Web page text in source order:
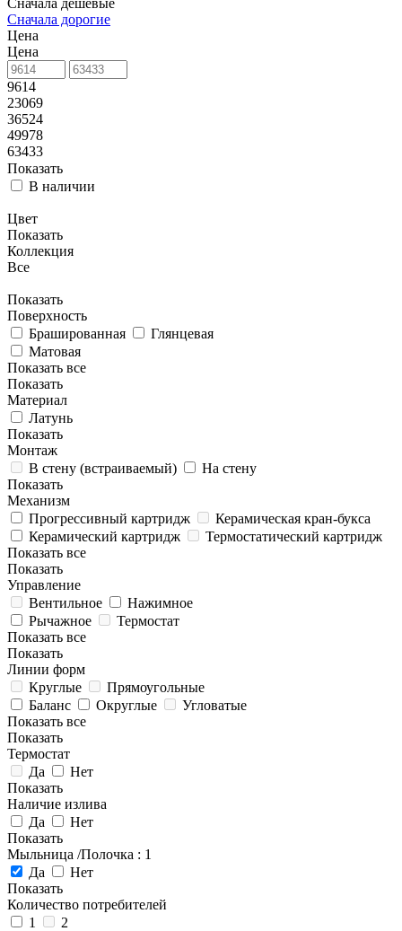
Сначала дешевые
Сначала дорогие
Цена
Цена
9614
23069
36524
49978
63433
Показать
В наличии
Цвет
Показать
Коллекция
Все
Показать
Поверхность
Брашированная
Глянцевая
Матовая
Показать все
Показать
Материал
Латунь
Показать
Монтаж
В стену (встраиваемый)
На стену
Показать
Механизм
Прогрессивный картридж
Керамическая кран-букса
Керамический картридж
Термостатический картридж
Показать все
Показать
Управление
Вентильное
Нажимное
Рычажное
Термостат
Показать все
Показать
Линии форм
Круглые
Прямоугольные
Баланс
Округлые
Угловатые
Показать все
Показать
Термостат
Да
Нет
Показать
Наличие излива
Да
Нет
Показать
Мыльница /Полочка : 1
Да
Нет
Показать
Количество потребителей
1
2